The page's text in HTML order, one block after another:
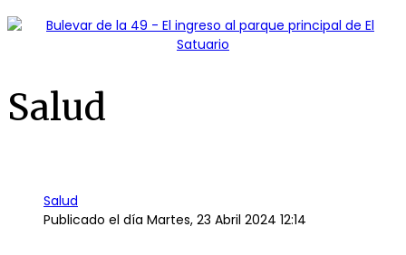
Salud
Salud
Publicado el día Martes, 23 Abril 2024 12:14